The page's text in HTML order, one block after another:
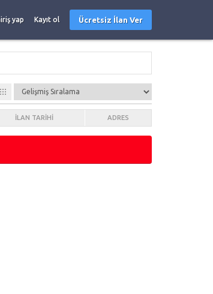
yap Kayıt ol Ücretsiz İlan Ver
İLAN TARIHI ADRES